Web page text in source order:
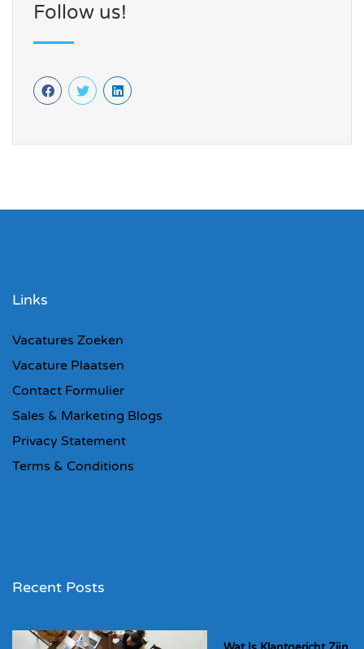
Follow us!
Links
Vacatures Zoeken
Vacature Plaatsen
Contact Formulier
Sales & Marketing Blogs
Privacy Statement
Terms & Conditions
Recent Posts